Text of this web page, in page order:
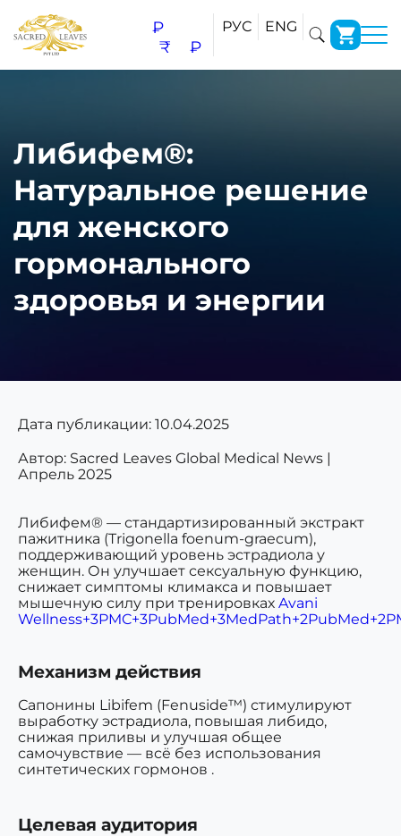
₽
₹
₽
РУС ENG
Либифем®:
Натуральное решение
для женского
гормонального
здоровья и энергии
Дата публикации: 10.04.2025
Автор: Sacred Leaves Global Medical News |
Апрель 2025
Либифем® — стандартизированный экстракт
пажитника (Trigonella foenum-graecum),
поддерживающий уровень эстрадиола у
женщин. Он улучшает сексуальную функцию,
снижает симптомы климакса и повышает
мышечную силу при тренировках Avani
Wellness+3PMC+3PubMed+3
Механизм действия
Сапонины Libifem (Fenuside™) стимулируют
выработку эстрадиола, повышая либидо,
снижая приливы и улучшая общее
самочувствие — всё без использования
синтетических гормонов .
Целевая аудитория